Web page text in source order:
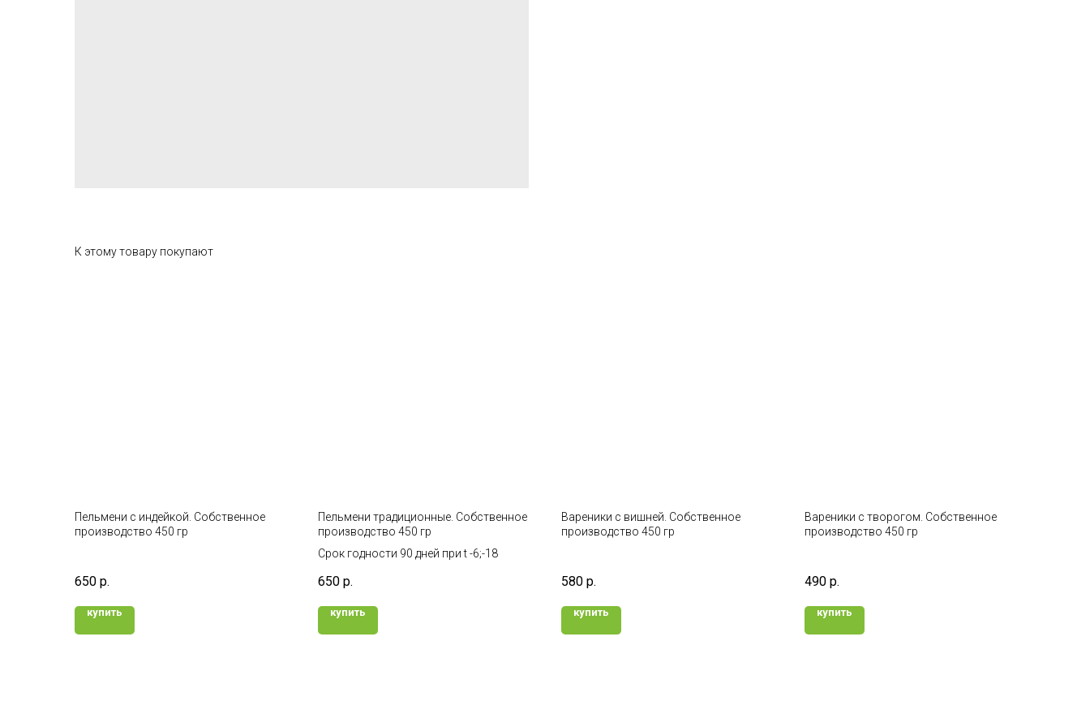
К этому товару покупают
Пельмени с индейкой. Собственное
производство 450 гр
650 р.
купить
Пельмени традиционные. Собственное
производство 450 гр
Срок годности 90 дней при t -6;-18
650 р.
купить
Вареники с вишней. Собственное
производство 450 гр
580 р.
купить
Вареники с творогом. Собственное
производство 450 гр
490 р.
купить